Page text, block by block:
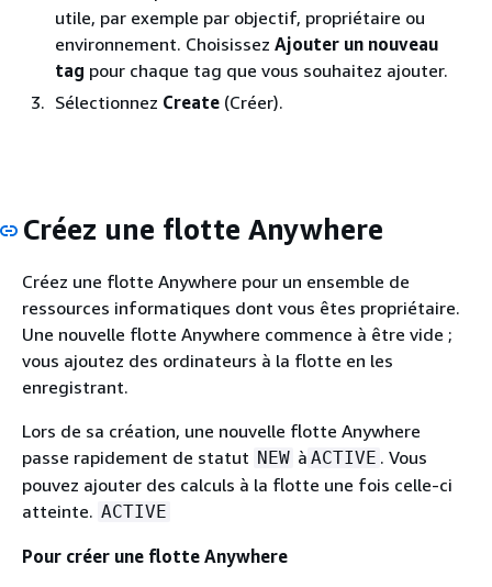
utile, par exemple par objectif, propriétaire ou
environnement. Choisissez Ajouter un nouveau
tag pour chaque tag que vous souhaitez ajouter.
Sélectionnez Create (Créer).
Créez une flotte Anywhere
Créez une flotte Anywhere pour un ensemble de
ressources informatiques dont vous êtes propriétaire.
Une nouvelle flotte Anywhere commence à être vide ;
vous ajoutez des ordinateurs à la flotte en les
enregistrant.
Lors de sa création, une nouvelle flotte Anywhere
passe rapidement de statut NEW à ACTIVE . Vous
pouvez ajouter des calculs à la flotte une fois celle-ci
atteinte. ACTIVE
Pour créer une flotte Anywhere